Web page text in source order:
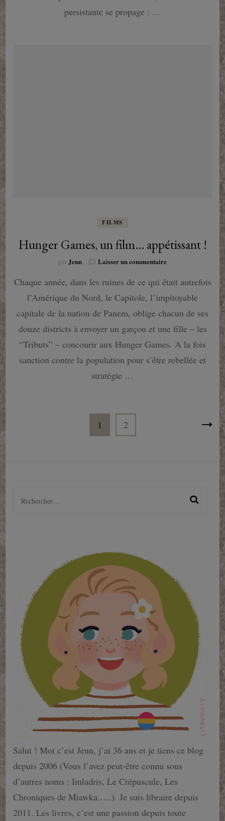
persistante se propage : …
FILMS
Hunger Games, un film… appétissant !
parJenn Laisser un commentairesur
Games,
film…
appétissant
Chaque année, dans les ruines de ce qui était autrefois
l’Amérique du Nord, le Capitole, l’impitoyable
capitale de la nation de Panem, oblige chacun de ses
douze districts à envoyer un garçon et une fille – les
“Tributs” – concourir aux Hunger Games. A la fois
sanction contre la population pour s’être rebellée et
stratégie …
Page
1 Page
2
Rechercher :
Salut ! Moi c’est Jenn, j’ai 36 ans et je tiens ce blog
depuis 2006 (Vous l’avez peut-être connu sous
d’autres noms : Imladris, Le Crépuscule, Les
Chroniques de Miawka…..). Je suis libraire depuis
2011. Les livres, c’est une passion depuis toute